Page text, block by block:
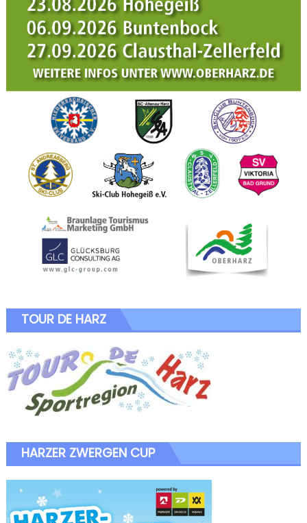
TOUR DE HARZ
HARZER ZWERGEN CUP